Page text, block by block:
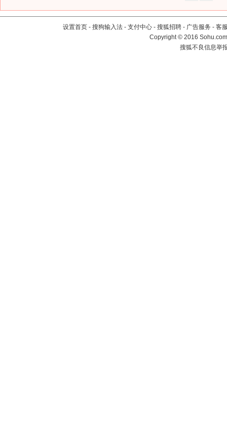
设置首页 - 搜狗输入法 - 支付中心 - 搜狐招聘 - 广告服务 - 客
Copyright©2016
搜狐不良信息举